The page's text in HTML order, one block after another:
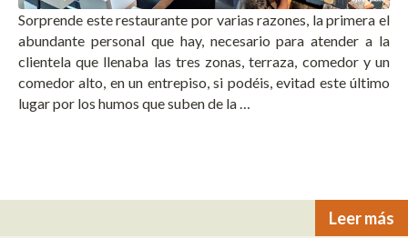
Sorprende este restaurante por varias razones, la primera el
abundante personal que hay, necesario para atender a la
clientela que llenaba las tres zonas, terraza, comedor y un
comedor alto, en un entrepiso, si podéis, evitad este último
lugar por los humos que suben de la …
Leer más